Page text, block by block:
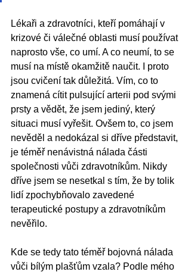
Lékaři a zdravotníci, kteří pomáhají v
krizové či válečné oblasti musí používat
naprosto vše, co umí. A co neumí, to se
musí na místě okamžitě naučit. I proto
jsou cvičení tak důležitá. Vím, co to
znamená cítit pulsující arterii pod svými
prsty a vědět, že jsem jediný, který
situaci musí vyřešit. Ovšem to, co jsem
nevěděl a nedokázal si dříve představit,
je téměř nenávistná nálada části
společnosti vůči zdravotníkům. Nikdy
dříve jsem se nesetkal s tím, že by tolik
lidí zpochybňovalo zavedené
terapeutické postupy a zdravotníkům
nevěřilo.
Kde se tedy tato téměř bojovná nálada
vůči bílým plašťům vzala? Podle mého